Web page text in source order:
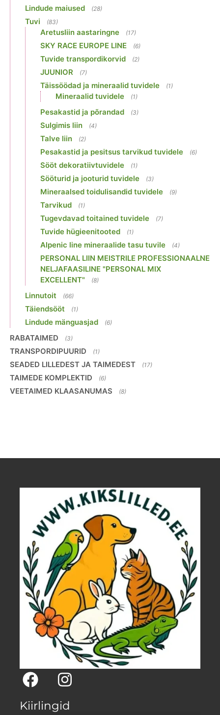
Lindude maiused (28)
Tuvi (83)
Aretusliin aastaringne (17)
SKY RACE EUROPE LINE (6)
Tuvide transpordikorvid (2)
JUUNIOR (7)
Täissöödad ja mineraalid tuvidele (1)
Mineraalid tuvidele (1)
Pesakastid ja põrandad (3)
Sulgimis liin (4)
Talve liin (2)
Pesakastid ja pesitsus tarvikud tuvidele (6)
Sööt dekoratiivtuvidele (1)
Sööturid ja jooturid tuvidele (3)
Mineraalsed toidulisandid tuvidele (9)
Tarvikud (1)
Tugevdavad toitained tuvidele (7)
Tuvide hügieenitooted (1)
Alpenic line mineraalide tasu tuvile (4)
PERSONAL LIIN MEISTRILE PROFESSIONAALNE
NELJAFAASILINE "PERSONAL MIX
EXCELLENT"
(8)
Linnutoit (66)
Täiendsööt (1)
Lindude mänguasjad (6)
RABATAIMED (3)
TRANSPORDIPUURID (1)
SEADED LILLEDEST JA TAIMEDEST (17)
TAIMEDE KOMPLEKTID (6)
VEETAIMED KLAASANUMAS (8)
Kiirlingid